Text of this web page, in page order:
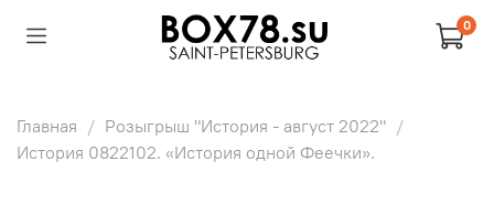
0
Главная
Розыгрыш "История - август 2022"
История 0822102. «История одной Феечки».